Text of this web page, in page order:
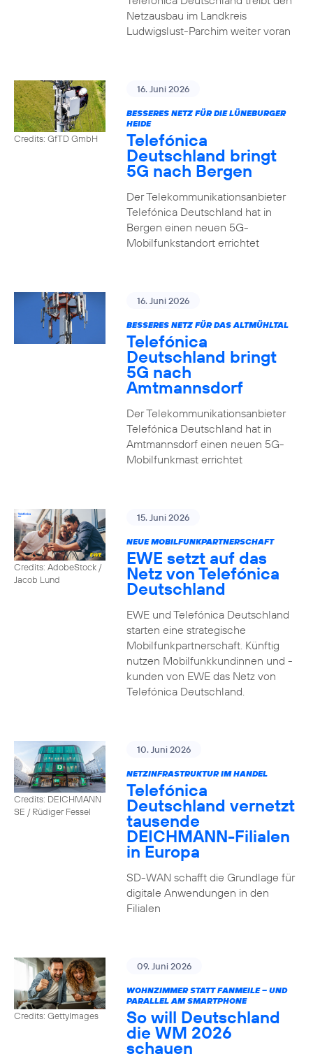
Netzausbau im Landkreis
Ludwigslust-Parchim weiter voran
Credits: GfTD GmbH
16. Juni 2026
BESSERES NETZ FÜR DIE LÜNEBURGER
HEIDE
Telefónica
Deutschland bringt
5G nach Bergen
Der Telekommunikationsanbieter
Telefónica Deutschland hat in
Bergen einen neuen 5G-
Mobilfunkstandort errichtet
16. Juni 2026
BESSERES NETZ FÜR DAS ALTMÜHLTAL
Telefónica
Deutschland bringt
5G nach
Amtmannsdorf
Der Telekommunikationsanbieter
Telefónica Deutschland hat in
Amtmannsdorf einen neuen 5G-
Mobilfunkmast errichtet
Credits: AdobeStock /
Jacob Lund
15. Juni 2026
NEUE MOBILFUNKPARTNERSCHAFT
EWE setzt auf das
Netz von Telefónica
Deutschland
EWE und Telefónica Deutschland
starten eine strategische
Mobilfunkpartnerschaft. Künftig
nutzen Mobilfunkkundinnen und -
kunden von EWE das Netz von
Telefónica Deutschland.
Credits: DEICHMANN
SE / Rüdiger Fessel
10. Juni 2026
NETZINFRASTRUKTUR IM HANDEL
Telefónica
Deutschland vernetzt
tausende
DEICHMANN-Filialen
in Europa
SD-WAN schafft die Grundlage für
digitale Anwendungen in den
Filialen
Credits: GettyImages
09. Juni 2026
WOHNZIMMER STATT FANMEILE – UND
PARALLEL AM SMARTPHONE
So will Deutschland
die WM 2026
schauen